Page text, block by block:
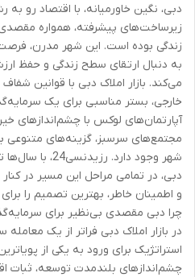
دبی، نگین خاورمیانه، با اقتصاد رو به
زیرساخت‌های پیشرفته، همواره
زندگی بوده است. این شهر مدرن،
به دنبال ارتقای سطح زندگی و حفظ
می‌کند. بازار املاک دبی با قوانین
خارجی، بستر مناسبی برای یک
آپارتمان‌های لوکس با چشم‌اندازهای
مجتمع‌های سرسبز، گزینه‌های متنوعی
شهر وجود دارد.
دبی، در تمامی مراحل این مسیر در
و اطمینان خاطر، بهترین تصمیم را
چرا دبی مقصدی بی‌نظیر برای
در بازار املاک دبی فراتر از یک
استراتژیک برای ورود به یکی از
چشم‌اندازهای بلندمدت توسعه، ثبات